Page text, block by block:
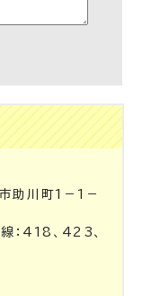
助川町1－1－
：418、423、